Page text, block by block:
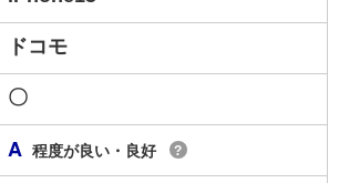
ドコモ
〇
A 程度が良い・良好 ?